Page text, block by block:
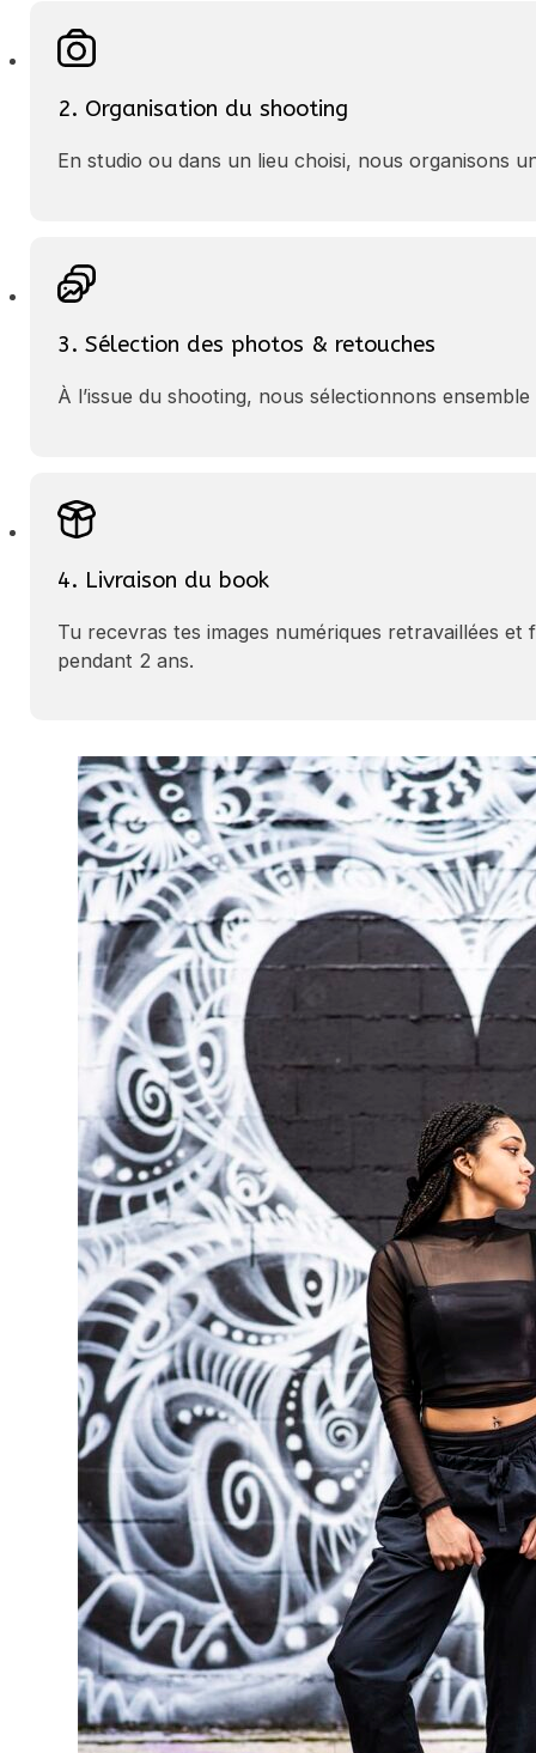
2. Organisation du shooting
En studio ou dans un lieu choisi, nous organisons
3. Sélection des photos & retouches
À l’issue du shooting, nous sélectionnons
4. Livraison du book
Tu recevras tes images numériques retravaillées
pendant 2 ans.